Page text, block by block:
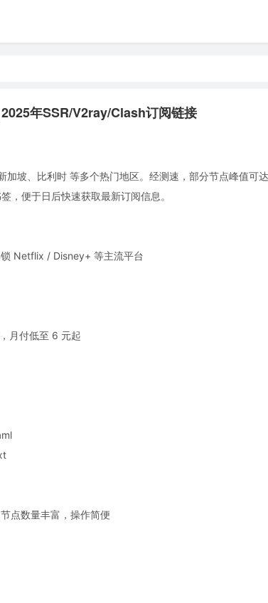
年SSR/V2ray/Clash订阅链接
坡、比利时 等多个热门地区。经测速，部分节点峰值可
，便于日后快速获取最新订阅信息。
Netflix / Disney+ 等主流平台
月付低至 6 元起
点数量丰富，操作简便